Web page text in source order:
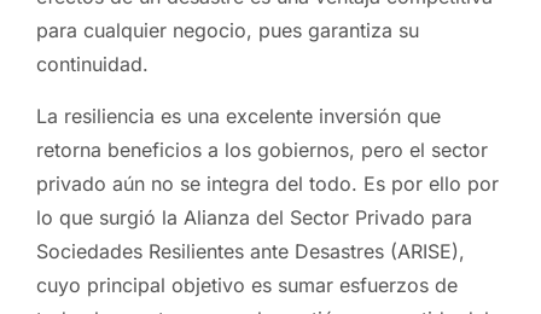
para cualquier negocio, pues garantiza su
continuidad.
La resiliencia es una excelente inversión que
retorna beneficios a los gobiernos, pero el sector
privado aún no se integra del todo. Es por ello por
lo que surgió la Alianza del Sector Privado para
Sociedades Resilientes ante Desastres (ARISE),
cuyo principal objetivo es sumar esfuerzos de